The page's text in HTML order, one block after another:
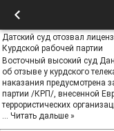
Датский суд отозвал
Курдской рабочей партии
Восточный высокий суд
об отзыве у курдского
наказания предусмотрена
партии /КРП/, внесенной
террористических
... Читать дальше »